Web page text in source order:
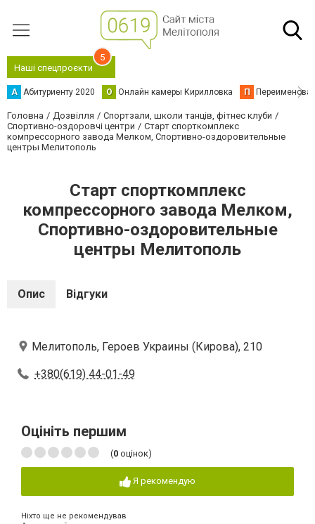
Наші спецпроєкти
5
А Абитуриенту 2020 О Онлайн камеры Кирилловка П
Головна Дозвілля
Спортзали, школи танців, фітнес клуби
Спортивно-оздоровчі центри
Старт спорткомплекс
компрессорного завода Мелком, Спортивно-оздоровительные
центры Мелитополь
Старт спорткомплекс
компрессорного завода Мелком,
Спортивно-оздоровительные
центры Мелитополь
Опис Відгуки
Мелитополь, Героев Украины (Кирова), 210
+380(619) 44-01-49
Оцініть першим
(0 оцінок)
Я рекомендую
Ніхто ще не рекомендував